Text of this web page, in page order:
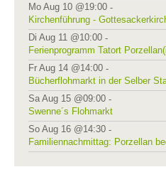
Mo Aug 10 @19:00 -
Kirchenführung -
Di Aug 11 @10:00 -
Ferienprogramm Tatort
Fr Aug 14 @14:00 -
Bücherflohmarkt in der Selber
Sa Aug 15 @09:00 -
Swenne´s Flohmarkt
So Aug 16 @14:30 -
Familiennachmittag: Porzellan